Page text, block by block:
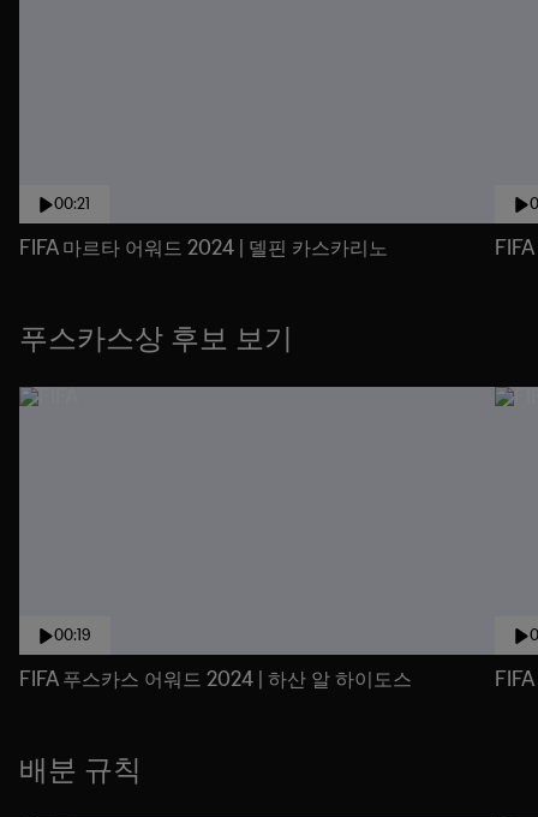
00:21
FIFA 마르타 어워드 2024 | 델핀 카스카리노
푸스카스상 후보 보기
00:19
FIFA 푸스카스 어워드 2024 | 하산 알 하이도스
배분 규칙